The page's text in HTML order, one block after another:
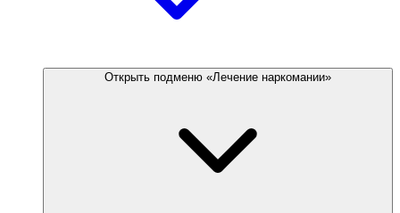
Открыть подменю «Лечение наркомании»